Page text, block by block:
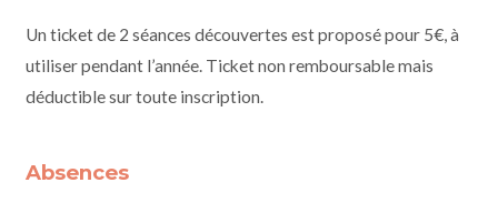
Un ticket de 2 séances découvertes est proposé pour 5€, à
utiliser pendant l’année. Ticket non remboursable mais
déductible sur toute inscription.
Absences